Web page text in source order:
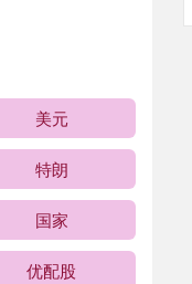
美元
特朗
国家
优配股